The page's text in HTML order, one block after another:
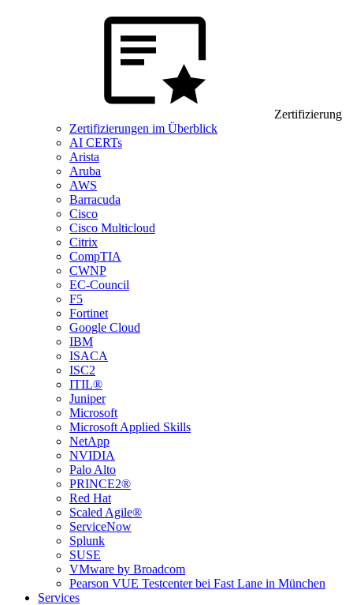
Zertifizierung
Zertifizierungen im Überblick
AI CERTs
Arista
Aruba
AWS
Barracuda
Cisco
Cisco Multicloud
Citrix
CompTIA
CWNP
EC-Council
F5
Fortinet
Google Cloud
IBM
ISACA
ISC2
ITIL®
Juniper
Microsoft
Microsoft Applied Skills
NetApp
NVIDIA
Palo Alto
PRINCE2®
Red Hat
Scaled Agile®
ServiceNow
Splunk
SUSE
VMware by Broadcom
Pearson VUE Testcenter bei Fast Lane in München
Services